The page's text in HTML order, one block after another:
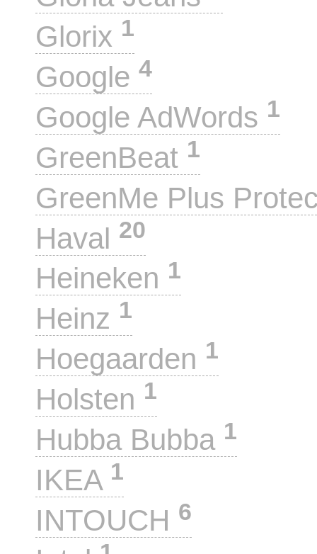
Glorix 1
Google 4
Google AdWords 1
GreenBeat 1
GreenMe Plus
Haval 20
Heineken 1
Heinz 1
Hoegaarden 1
Holsten 1
Hubba Bubba 1
IKEA 1
INTOUCH 6